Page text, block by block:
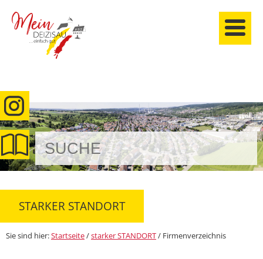
anmelden
STARKER STANDORT
Sie sind hier:Startseite/starker STANDORT/ Firmenverzeichnis